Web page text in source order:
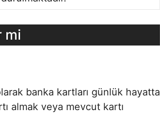
mi
banka kartları günlük hayatta
almak veya mevcut kartı